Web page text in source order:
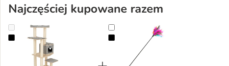
Najczęściej kupowane razem
Modern Living drapak Havana Wędka dla kota z kolorowymi piórkami